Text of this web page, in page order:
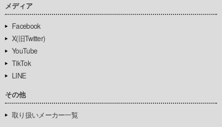
メディア
Facebook
X(旧Twitter)
YouTube
TikTok
LINE
その他
取り扱いメーカー一覧